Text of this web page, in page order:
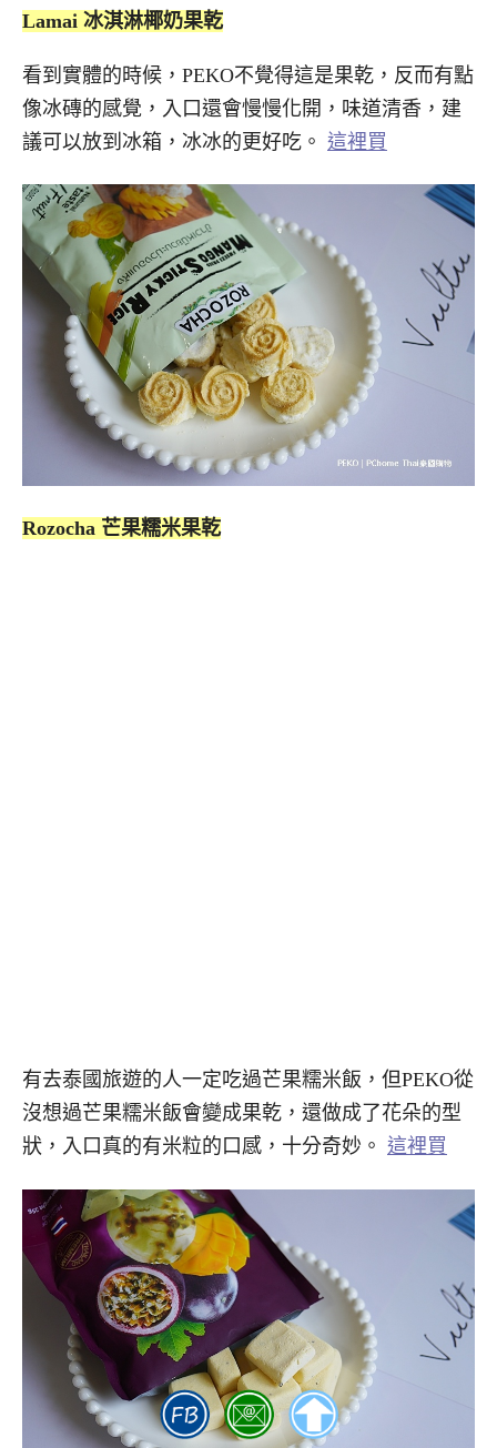
Lamai 冰淇淋椰奶果乾
看到實體的時候，PEKO不覺得這是果乾，反而有點
像冰磚的感覺，入口還會慢慢化開，味道清香，建
議可以放到冰箱，冰冰的更好吃。 這裡買
Rozocha 芒果糯米果乾
有去泰國旅遊的人一定吃過芒果糯米飯，但PEKO從
沒想過芒果糯米飯會變成果乾，還做成了花朵的型
狀，入口真的有米粒的口感，十分奇妙。 這裡買